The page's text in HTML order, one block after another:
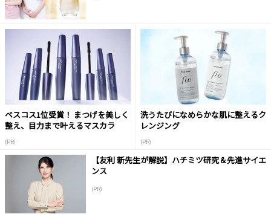
ベスコス1位受賞！ まつげを美しく
整え、目力まで叶えるマスカラ
(PR)
洗うたびになめらかな肌に整えるク
レンジング
(PR)
【友利 新先生が解説】ハチミツ研究＆先進サイエ
ンス
(PR)